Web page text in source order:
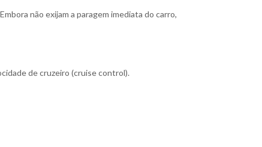
não exijam a paragem imediata do carro,
de cruzeiro (cruise control).